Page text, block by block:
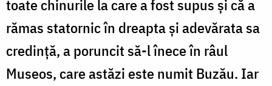
toate chinurile la care a fost supus şi că a
rămas statornic în dreapta şi adevărata sa
credinţă, a poruncit să-l înece în râul
Museos, care astăzi este numit Buzău. Iar